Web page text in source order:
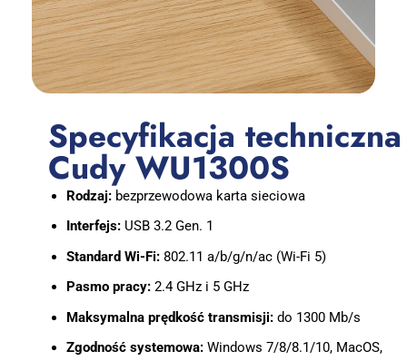
Specyfikacja techniczna
Cudy WU1300S
Rodzaj:bezprzewodowa karta sieciowa
Interfejs:USB 3.2 Gen. 1
Standard Wi-Fi:802.11 a/b/g/n/ac (Wi-Fi 5)
Pasmo pracy:2.4 GHz i 5 GHz
Maksymalna prędkość transmisji:do 1300 Mb/s
Zgodność systemowa:Windows 7/8/8.1/10, MacOS,